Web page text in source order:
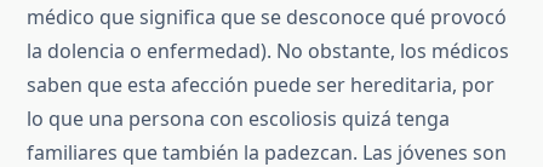
médico que significa que se desconoce qué provocó
la dolencia o enfermedad). No obstante, los médicos
saben que esta afección puede ser hereditaria, por
lo que una persona con escoliosis quizá tenga
familiares que también la padezcan. Las jóvenes son